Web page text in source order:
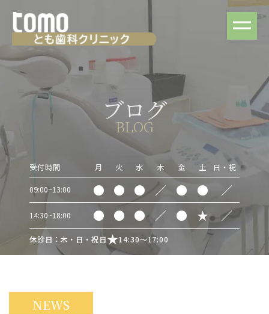
ブログ
BLOG
受付時間 月 火 水 木 金 土 日・祝
09:00~13:00 ● ● ● ／ ● ● ／
14:30~18:00 ● ● ● ／ ● ★ ／
休診日：木・日・祝日 14:30～17:00
NEWS